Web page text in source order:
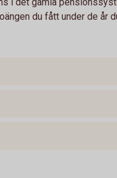
du fått under de år